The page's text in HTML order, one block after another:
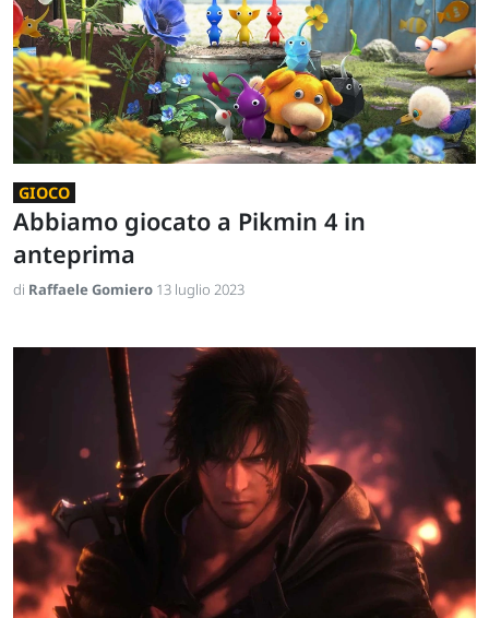
GIOCO
Abbiamo giocato a Pikmin 4 in
anteprima
di Raffaele Gomiero 13 luglio 2023